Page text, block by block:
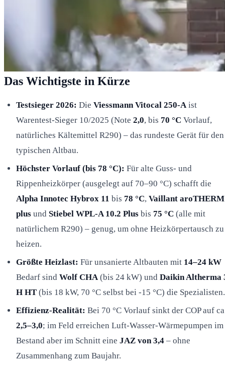
Das Wichtigste in Kürze
Testsieger 2026: Die Viessmann Vitocal 250-Aist
Warentest-Sieger 10/2025 (Note 2,0, bis 70 °C Vorlauf,
natürliches Kältemittel R290) – das rundeste Gerät für den
typischen Altbau.
Höchster Vorlauf (bis 78 °C): Für alte Guss- und
Rippenheizkörper (ausgelegt auf 70–90 °C) schafft die
Alpha Innotec Hybrox 11 bis 78 °C, Vaillant aroTHERM
plus und Stiebel WPL-A 10.2 Plus bis 75 °C (alle mit
natürlichem R290) – genug, um ohne Heizkörpertausch zu
heizen.
Größte Heizlast: Für unsanierte Altbauten mit 14–24 kW
Bedarf sind Wolf CHA(bis 24 kW) und Daikin Altherma
H HT (bis 18 kW, 70 °C selbst bei -15 °C) die Spezialisten.
Effizienz-Realität: Bei 70 °C Vorlauf sinkt der COP auf
2,5–3,0; im Feld erreichen Luft-Wasser-Wärmepumpen im
Bestand aber im Schnitt eine JAZ von 3,4 – ohne
Zusammenhang zum Baujahr.